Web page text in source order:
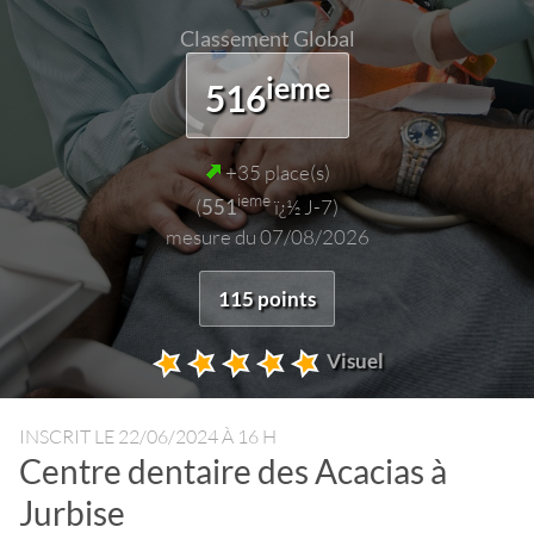
Classement Global
516ieme
+35 place(s)
(551iemeï¿½ J-7)
mesure du 07/08/2026
115 points
Visuel
INSCRIT LE 22/06/2024 À 16 H
Centre dentaire des Acacias à
Jurbise